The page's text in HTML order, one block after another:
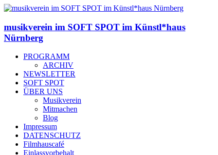
musikverein im SOFT SPOT im Künstl*haus
Nürnberg
PROGRAMM
ARCHIV
NEWSLETTER
SOFT SPOT
ÜBER UNS
Musikverein
Mitmachen
Blog
Impressum
DATENSCHUTZ
Filmhauscafé
Einlassvorbehalt